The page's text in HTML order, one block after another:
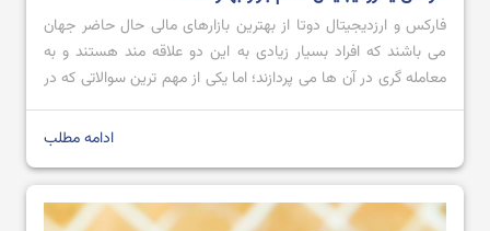
بهترین صرافی ارز دیجیتال ایرانی و خارجی بدون تحریم
بهترین نرم افزار های ترید ارز دیجیتال در سال 2024
آموزش صرافی Bingx از ثبت نام تا خرید و فروش ارز دیجیتال
فارکس و ارزدیجیتال دوتا از بهترین بازارهای مالی حال حاضر جهان
می باشند که افراد بسیار زیادی به این دو علاقه مند هستند و به
معامله گری در آن ها می پردازند؛ اما یکی از مهم ترین سوالاتی که در
ذهن افراد شکل می گیرد این است که کدام یک از این دو می توانند
ادامه مطلب